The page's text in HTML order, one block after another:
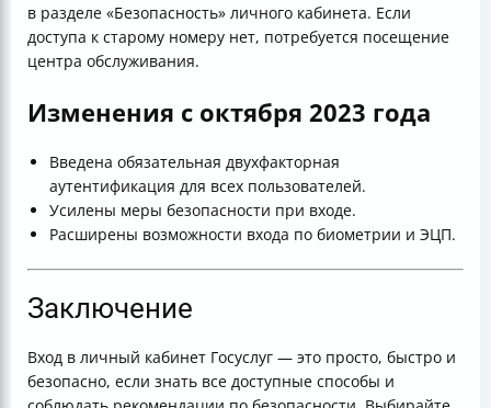
в разделе «Безопасность» личного кабинета. Если
доступа к старому номеру нет, потребуется посещение
центра обслуживания.
Изменения с октября 2023 года
Введена обязательная двухфакторная
аутентификация для всех пользователей.
Усилены меры безопасности при входе.
Расширены возможности входа по биометрии и ЭЦП.
Заключение
Вход в личный кабинет Госуслуг — это просто, быстро и
безопасно, если знать все доступные способы и